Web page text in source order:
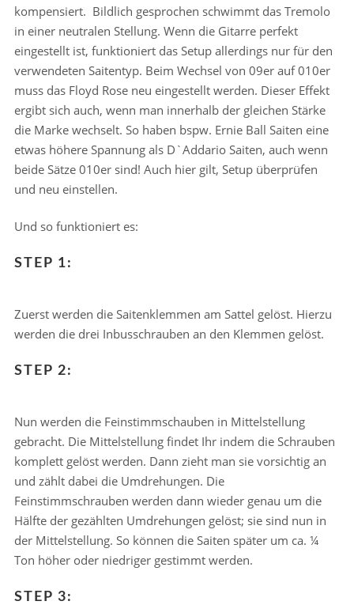
kompensiert. Bildlich gesprochen schwimmt das Tremolo
in einer neutralen Stellung. Wenn die Gitarre perfekt
eingestellt ist, funktioniert das Setup allerdings nur für den
verwendeten Saitentyp. Beim Wechsel von 09er auf 010er
muss das Floyd Rose neu eingestellt werden. Dieser Effekt
ergibt sich auch, wenn man innerhalb der gleichen Stärke
die Marke wechselt. So haben bspw. Ernie Ball Saiten eine
etwas höhere Spannung als D`Addario Saiten, auch wenn
beide Sätze 010er sind! Auch hier gilt, Setup überprüfen
und neu einstellen.
Und so funktioniert es:
STEP 1:
Zuerst werden die Saitenklemmen am Sattel gelöst. Hierzu
werden die drei Inbusschrauben an den Klemmen gelöst.
STEP 2:
Nun werden die Feinstimmschauben in Mittelstellung
gebracht. Die Mittelstellung findet Ihr indem die Schrauben
komplett gelöst werden. Dann zieht man sie vorsichtig an
und zählt dabei die Umdrehungen. Die
Feinstimmschrauben werden dann wieder genau um die
Hälfte der gezählten Umdrehungen gelöst; sie sind nun in
der Mittelstellung. So können die Saiten später um ca. ¼
Ton höher oder niedriger gestimmt werden.
STEP 3: